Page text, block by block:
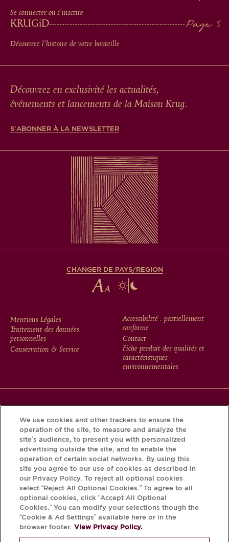
Se connecter ou s'inscrire
KRUGiD
Découvrez l'histoire de votre bouteille
Découvrez en exclusivité les actualités,
événements et lancements de la Maison Krug.
S'ABONNER À LA NEWSLETTER
CHANGER DE PAYS/REGION
FOOTER
MENU
Mentions Légales
Traitement des données
personnelles
Conservation & Service
Accessibilité : partiellement
conforme
Contact
Fiche produit des qualités et
caractéristiques
environnementales
votre bouteille grâce au Krug iD.
L'ABUS D'ALCOOL EST DANGEREUX
We use cookies and other trackers to ensure the
operation of the site, to measure and analyze the
site’s audience, to present you with personalized
advertising outside the site, and to enable the
operation of certain social networks. By using this
site you agree to our use of cookies as described in
our Privacy Policy. To reject all optional cookies
select “Reject All Optional Cookies.” To agree to all
optional cookies, click “Accept All Optional
Cookies.” You can modify your selections though the
“Cookie & Ad Settings” available here or in the
browser footer. View Privacy Policy.